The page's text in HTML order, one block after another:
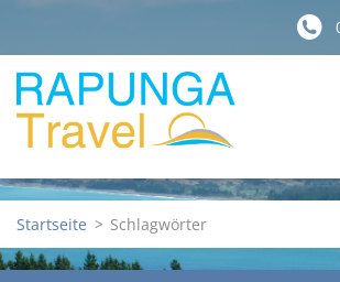
Startseite > Schlagwörter